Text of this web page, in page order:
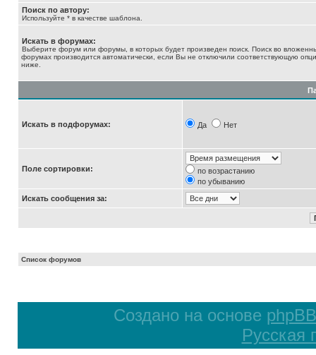
Поиск по автору:
Используйте * в качестве шаблона.
Искать в форумах:
Выберите форум или форумы, в которых будет произведен поиск. Поиск во
форумах производится автоматически, если Вы не отключили соответствующую
ниже.
Искать в подфорумах: Да Нет
Поле сортировки:
по возрастанию
по убыванию
Искать сообщения за:
Список форумов
Создано на основе phpBB
Русская